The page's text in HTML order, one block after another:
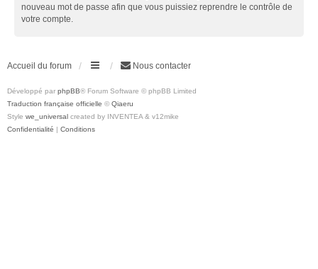
nouveau mot de passe afin que vous puissiez reprendre le contrôle de
votre compte.
Accueil du forum Nous contacter
Développé par phpBB® Forum Software © phpBB Limited
Traduction française officielle © Qiaeru
Style we_universal created by INVENTEA & v12mike
Confidentialité | Conditions